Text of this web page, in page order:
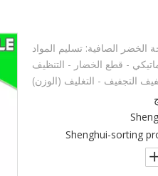
الخضر الصافية: تسليم المواد
- قطع الخضار - التنظيف
التجفيف - التغليف (الوزن)
Shenghui-sorting